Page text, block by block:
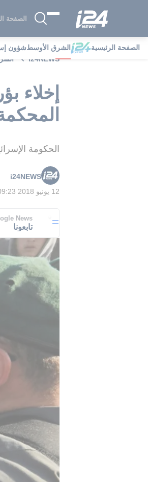
الصفحة
الصفحة الرئيسية الشرق الأوسطشؤون
i24NEWS
إخلاء
الحكومة الإسرائيلية
i24NEWS
12 يونيو 2018 09:23 م
News
تابعونا